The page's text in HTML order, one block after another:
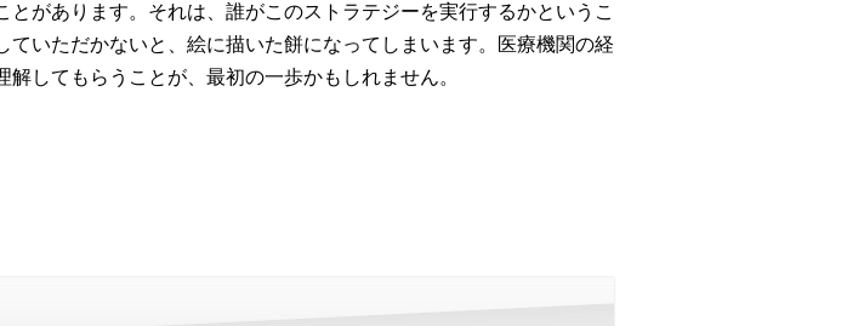
があります。それは、誰がこのストラテジーを実行するかというこ
いただかないと、絵に描いた餅になってしまいます。医療機関の経
してもらうことが、最初の一歩かもしれません。